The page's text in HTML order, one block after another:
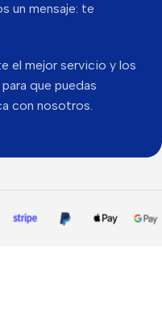
un mensaje: te
el mejor servicio y los
que puedas
con nosotros.